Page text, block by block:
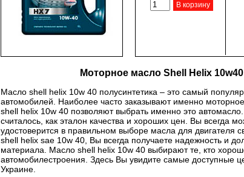
В корзину
Моторное масло Shell Helix
Масло shell helix 10w 40 полусинтетика – это самый
автомобилей. Наиболее часто заказывают именно
shell helix 10w 40 позволяют выбрать именно это
считалось, как эталон качества и хороших цен. Вы всегда
удостоверится в правильном выборе масла для двигателя
shell helix sae 10w 40, Вы всегда получаете надежность и
материала. Масло shell helix 10w 40 выбирают те, кто
автомобилестроения. Здесь Вы увидите самые доступные
Украине.